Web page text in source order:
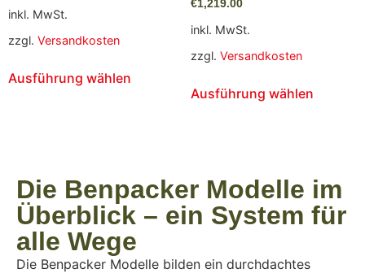
inkl. MwSt.
zzgl. Versandkosten
Ausführung wählen
€1,219.00
inkl. MwSt.
zzgl. Versandkosten
Ausführung wählen
Die Benpacker Modelle im
Überblick – ein System für
alle Wege
Die Benpacker Modelle bilden ein durchdachtes